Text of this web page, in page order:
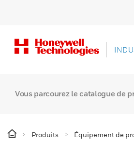
Vous parcourez le catalogue de
Produits Équipement de